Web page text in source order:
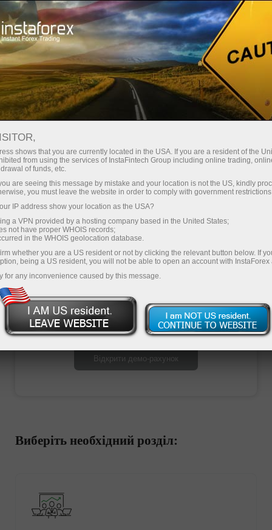
Виникли питання?
Ми знаємо на них відповіді! На цій сторінці
ми постаралися відповісти на
найпоширеніші питання про партнерську
програму, торгові умови, ПАММ-систему,
реєстрацію, верифікацію та багато іншого.
Відкрити торговий рахунок
Відкрити демо-рахунок
Виберіть необхідний розділ:
shows that you are currently located in the USA. If you are a resident of the
from using the services of InstaFintech Group including online trading,
of funds, etc.
are seeing this message by mistake and your location is not the US, kindly
you must leave the website in order to comply with government
IP address show your location as the USA?
a VPN provided by a hosting company based in the United States;
not have proper WHOIS records;
in the WHOIS geolocation database.
whether you are a US resident or not by clicking the relevant button below. If
being a US resident, you will not be able to open an account with InstaForex
for any inconvenience caused by this message.